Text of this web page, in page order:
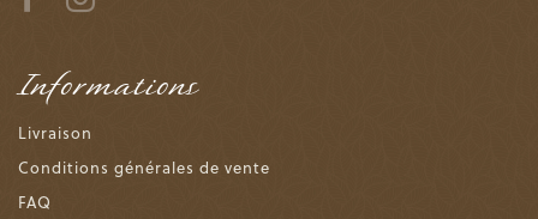
Informations
Livraison
Conditions générales de vente
FAQ